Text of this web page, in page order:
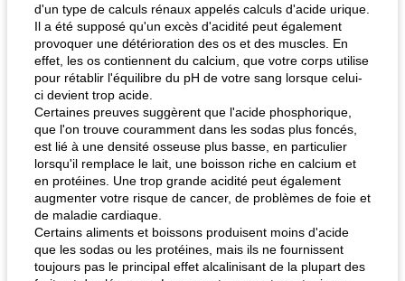
d'un type de calculs rénaux appelés calculs d'acide urique.
Il a été supposé qu'un excès d'acidité peut également
provoquer une détérioration des os et des muscles. En
effet, les os contiennent du calcium, que votre corps utilise
pour rétablir l'équilibre du pH de votre sang lorsque celui-
ci devient trop acide.
Certaines preuves suggèrent que l'acide phosphorique,
que l'on trouve couramment dans les sodas plus foncés,
est lié à une densité osseuse plus basse, en particulier
lorsqu'il remplace le lait, une boisson riche en calcium et
en protéines. Une trop grande acidité peut également
augmenter votre risque de cancer, de problèmes de foie et
de maladie cardiaque.
Certains aliments et boissons produisent moins d'acide
que les sodas ou les protéines, mais ils ne fournissent
toujours pas le principal effet alcalinisant de la plupart des